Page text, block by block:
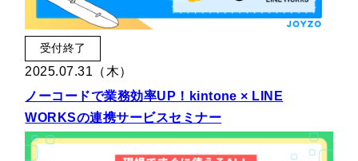
受付終了
2025.07.31（木）
ノーコードで業務効率UP！kintone × LINE
WORKSの連携サービスセミナー